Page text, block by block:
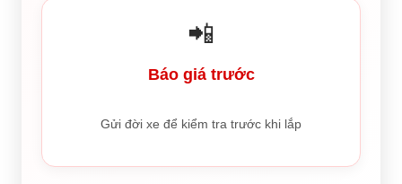
📲
Báo giá trước
Gửi đời xe để kiểm tra trước khi lắp